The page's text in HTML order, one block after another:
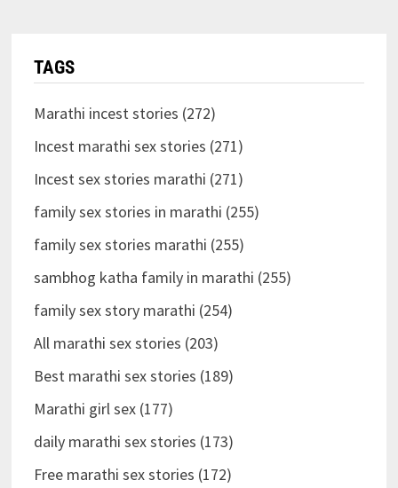
TAGS
Marathi incest stories (272)
Incest marathi sex stories (271)
Incest sex stories marathi (271)
family sex stories in marathi (255)
family sex stories marathi (255)
sambhog katha family in marathi (255)
family sex story marathi (254)
All marathi sex stories (203)
Best marathi sex stories (189)
Marathi girl sex (177)
daily marathi sex stories (173)
Free marathi sex stories (172)